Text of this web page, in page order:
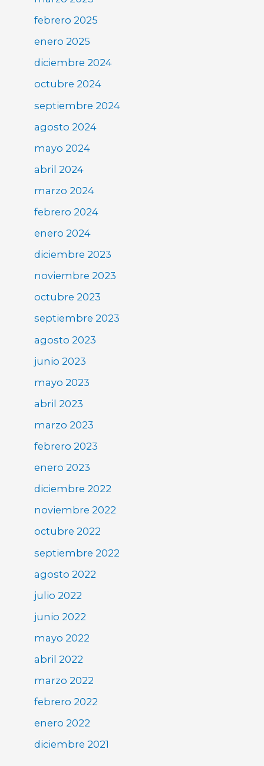
febrero 2025
enero 2025
diciembre 2024
octubre 2024
septiembre 2024
agosto 2024
mayo 2024
abril 2024
marzo 2024
febrero 2024
enero 2024
diciembre 2023
noviembre 2023
octubre 2023
septiembre 2023
agosto 2023
junio 2023
mayo 2023
abril 2023
marzo 2023
febrero 2023
enero 2023
diciembre 2022
noviembre 2022
octubre 2022
septiembre 2022
agosto 2022
julio 2022
junio 2022
mayo 2022
abril 2022
marzo 2022
febrero 2022
enero 2022
diciembre 2021